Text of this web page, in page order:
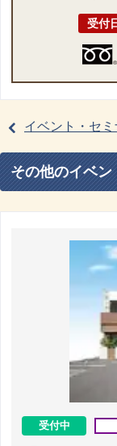
受付
イベント・セ
その他のイベ
受付中